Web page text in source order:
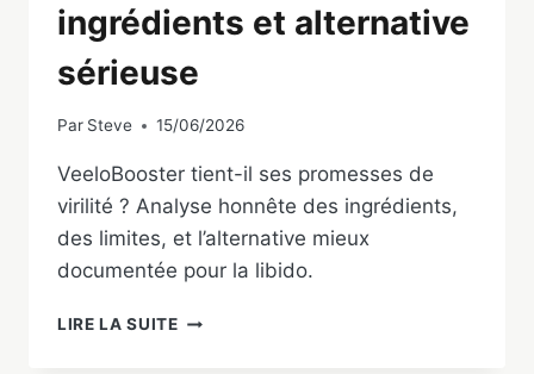
ingrédients et alternative
sérieuse
Par Steve 15/06/2026
VeeloBooster tient-il ses promesses de
virilité ? Analyse honnête des ingrédients,
des limites, et l’alternative mieux
documentée pour la libido.
LIRE LA SUITEVEELOBOOSTER